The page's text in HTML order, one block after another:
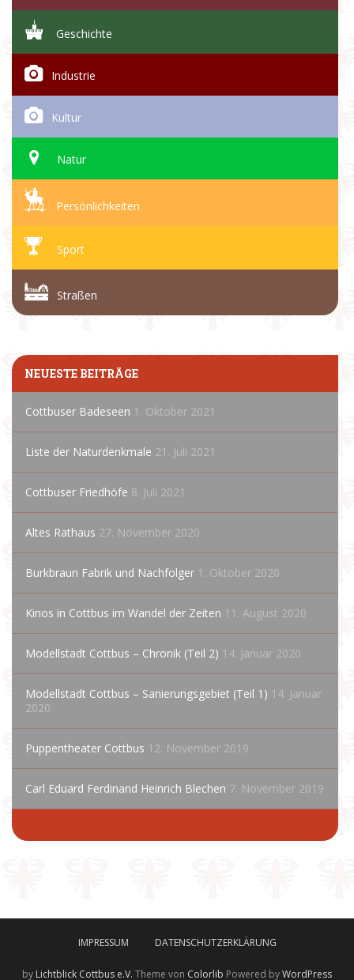
Geschichte
Industrie
Kultur
Natur
Persönlichkeiten
Sport
Straßen
NEUESTE BEITRÄGE
Cottbuser Badeseen 1. Oktober 2021
Liste der Naturdenkmale 21. Juli 2021
Cottbuser Friedhöfe 8. Juli 2021
Altes Rathaus 27. November 2020
Burkbraun Fabrik und Nachfolger 1. Oktober 2020
Kinos in Cottbus im Wandel der Zeiten 11. August 2020
Modellstadt Cottbus – Chronik (Teil 2) 14. Januar 2020
Modellstadt Cottbus – Sanierungsgebiet (Teil 1) 14. Januar
2020
Puppentheater Cottbus 12. November 2019
Carl Eduard Ferdinand Heinrich Blechen 7. November 2019
IMPRESSUM DATENSCHUTZERKLÄRUNG
by Lichtblick Cottbus e.V. Theme von Colorlib Powered byWordPress